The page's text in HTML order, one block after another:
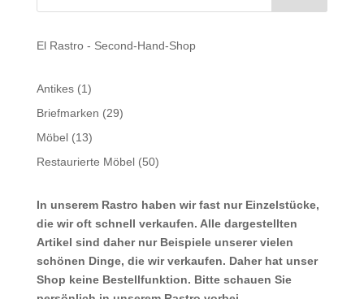
El Rastro - Second-Hand-Shop
Antikes 11
Produkt
Briefmarken 2929
Möbel 1313
Produkte
Restaurierte Möbel 5050
In unserem Rastro haben wir fast nur Einzelstücke,
die wir oft schnell verkaufen. Alle dargestellten
Artikel sind daher nur Beispiele unserer vielen
schönen Dinge, die wir verkaufen. Daher hat unser
Shop keine Bestellfunktion. Bitte schauen Sie